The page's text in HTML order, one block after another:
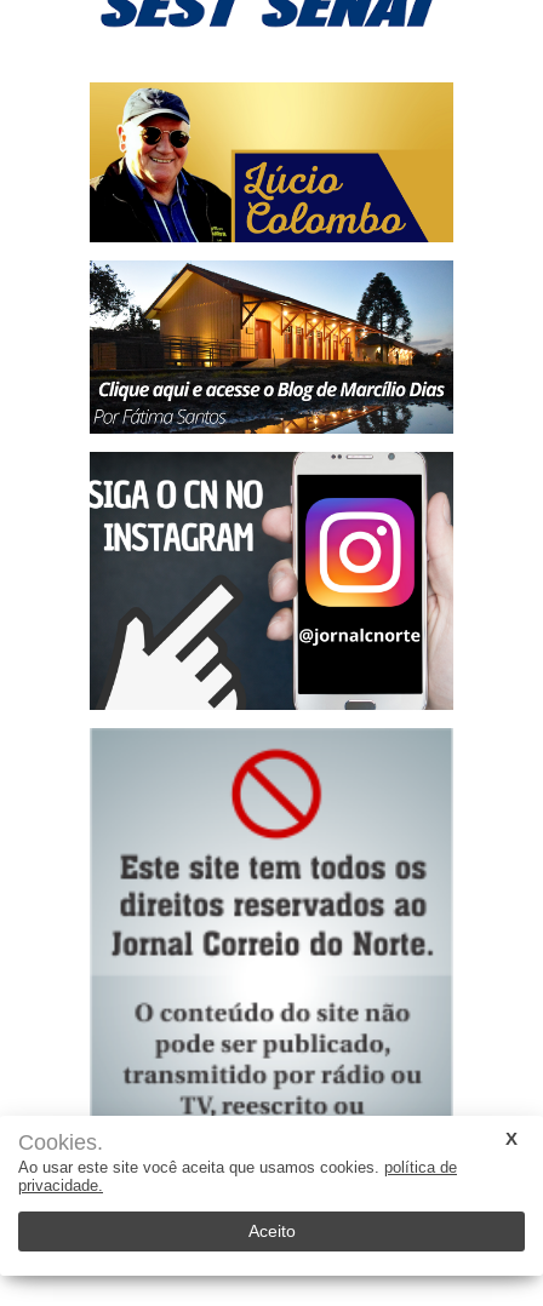
Cookies.
Ao usar este site você aceita que usamos cookies. política de
privacidade.
Aceito